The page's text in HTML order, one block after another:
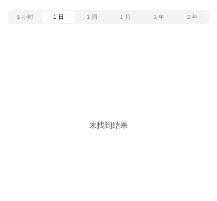
1 小时 1 日 1 周 1 月 1 年 2 年
未找到结果